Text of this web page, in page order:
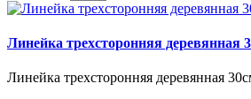
Линейка трехсторонняя деревянная
Линейка трехсторонняя деревянная